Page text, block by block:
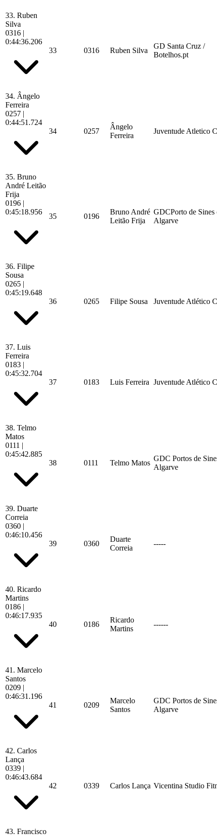
33. Ruben
Silva
0316 |
0:44:36.206
33
0316 Ruben Silva
GD Santa Cruz /
Botelhos.pt
34. Ângelo
Ferreira
0257 |
0:44:51.724
34
0257
Ângelo
Ferreira
Juventude Atletico
35. Bruno
André Leitão
Frija
0196 |
0:45:18.956
35 0196
Bruno André
Leitão Frija
GDCPorto de Sines
Algarve
36. Filipe
Sousa
0265 |
0:45:19.648
36
0265 Filipe Sousa Juventude Atlético
37. Luis
Ferreira
0183 |
0:45:32.704
37
0183 Luis Ferreira Juventude Atlético
38. Telmo
Matos
0111 |
0:45:42.885
38
0111 Telmo Matos
GDC Portos de
Algarve
39. Duarte
Correia
0360 |
0:46:10.456
39
0360
Duarte
Correia
-----
40. Ricardo
Martins
0186 |
0:46:17.935
40
0186
Ricardo
Martins
------
41. Marcelo
Santos
0209 |
0:46:31.196
41
0209
Marcelo
Santos
GDC Portos de
Algarve
42. Carlos
Lança
0339 |
0:46:43.684
42
0339 Carlos Lança Vicentina Studio
43. Francisco